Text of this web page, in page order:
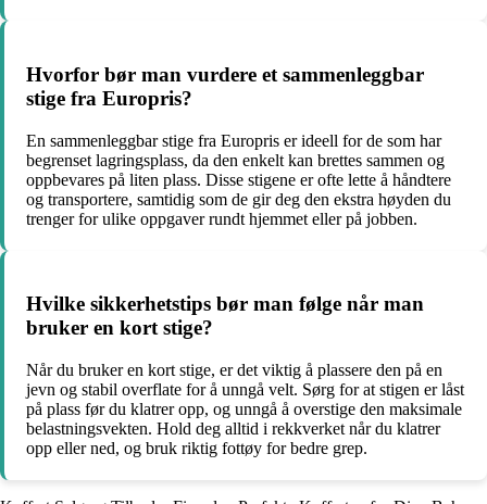
Hvorfor bør man vurdere et sammenleggbar
stige fra Europris?
En sammenleggbar stige fra Europris er ideell for de som har
begrenset lagringsplass, da den enkelt kan brettes sammen og
oppbevares på liten plass. Disse stigene er ofte lette å håndtere
og transportere, samtidig som de gir deg den ekstra høyden du
trenger for ulike oppgaver rundt hjemmet eller på jobben.
Hvilke sikkerhetstips bør man følge når man
bruker en kort stige?
Når du bruker en kort stige, er det viktig å plassere den på en
jevn og stabil overflate for å unngå velt. Sørg for at stigen er låst
på plass før du klatrer opp, og unngå å overstige den maksimale
belastningsvekten. Hold deg alltid i rekkverket når du klatrer
opp eller ned, og bruk riktig fottøy for bedre grep.